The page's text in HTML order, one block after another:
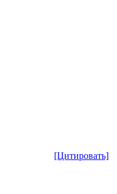
[Цитировать]